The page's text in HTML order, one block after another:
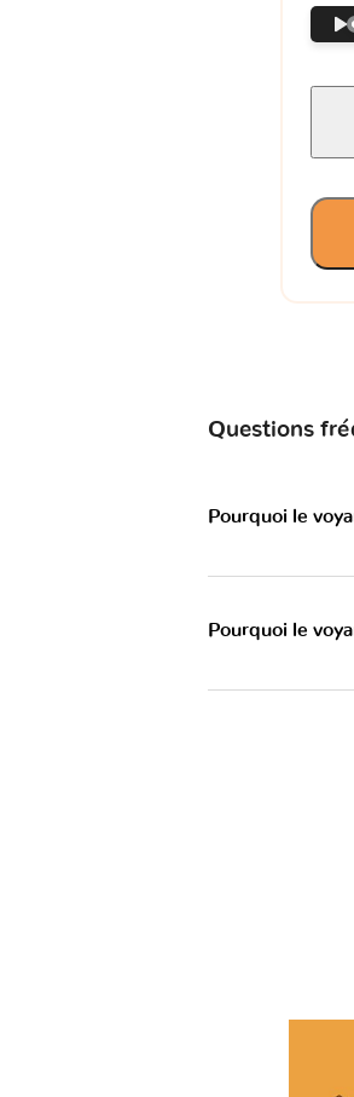
Questions
Pourquoi le
Pourquoi le